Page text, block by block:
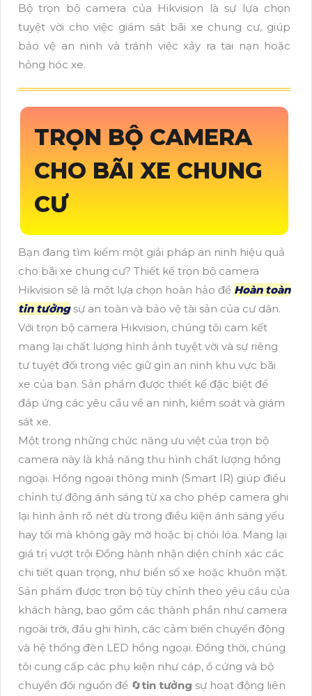
Bộ trọn bộ camera của Hikvision là sự lựa chọn
tuyệt vời cho việc giám sát bãi xe chung cư, giúp
bảo vệ an ninh và tránh việc xảy ra tai nạn hoặc
hỏng hóc xe.
TRỌN BỘ CAMERA
CHO BÃI XE CHUNG
CƯ
Bạn đang tìm kiếm một giải pháp an ninh hiệu quả
cho bãi xe chung cư? Thiết kế trọn bộ camera
Hikvision sẽ là một lựa chọn hoàn hảo để Hoàn toàn
tin tưởngsự an toàn và bảo vệ tài sản của cư dân.
Với trọn bộ camera Hikvision, chúng tôi cam kết
mang lại chất lượng hình ảnh tuyệt vời và sự riêng
tư tuyệt đối trong việc giữ gìn an ninh khu vực bãi
xe của bạn. Sản phẩm được thiết kế đặc biệt để
đáp ứng các yêu cầu về an ninh, kiểm soát và giám
sát xe.
Một trong những chức năng ưu việt của trọn bộ
camera này là khả năng thu hình chất lượng hồng
ngoại. Hồng ngoại thông minh (Smart IR) giúp điều
chỉnh tự động ánh sáng từ xa cho phép camera ghi
lại hình ảnh rõ nét dù trong điều kiện ánh sáng yếu
hay tối mà không gây mờ hoặc bị chói lóa. Mang lại
giá trị vượt trội Đồng hành nhận diện chính xác các
chi tiết quan trọng, như biển số xe hoặc khuôn mặt.
Sản phẩm được trọn bộ tùy chỉnh theo yêu cầu của
khách hàng, bao gồm các thành phần như camera
ngoài trời, đầu ghi hình, các cảm biến chuyển động
và hệ thống đèn LED hồng ngoại. Đồng thời, chúng
tôi cung cấp các phụ kiện như cáp, ổ cứng và bộ
chuyển đổi nguồn để 🔄tin tưởng sự hoạt động liên